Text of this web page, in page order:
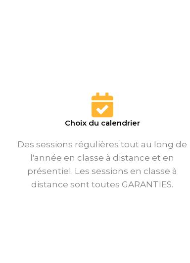
Choix du calendrier
Des sessions régulières tout au long de
l'année en classe à distance et en
présentiel. Les sessions en classe à
distance sont toutes GARANTIES.